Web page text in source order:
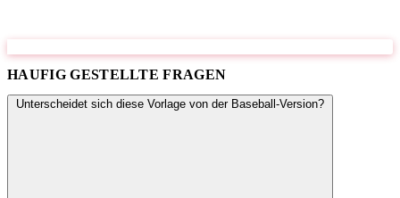
HAUFIG GESTELLTE FRAGEN
Unterscheidet sich diese Vorlage von der Baseball-Version?